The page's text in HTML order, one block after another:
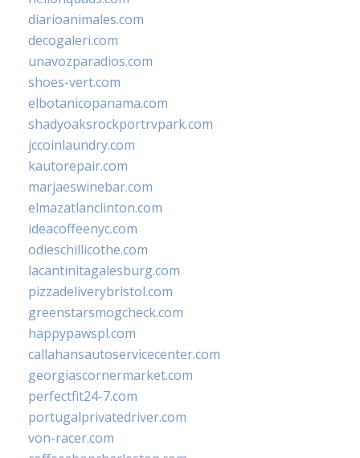
diarioanimales.com
decogaleri.com
unavozparadios.com
shoes-vert.com
elbotanicopanama.com
shadyoaksrockportrvpark.com
jccoinlaundry.com
kautorepair.com
marjaeswinebar.com
elmazatlanclinton.com
ideacoffeenyc.com
odieschillicothe.com
lacantinitagalesburg.com
pizzadeliverybristol.com
greenstarsmogcheck.com
happypawspl.com
callahansautoservicecenter.com
georgiascornermarket.com
perfectfit24-7.com
portugalprivatedriver.com
von-racer.com